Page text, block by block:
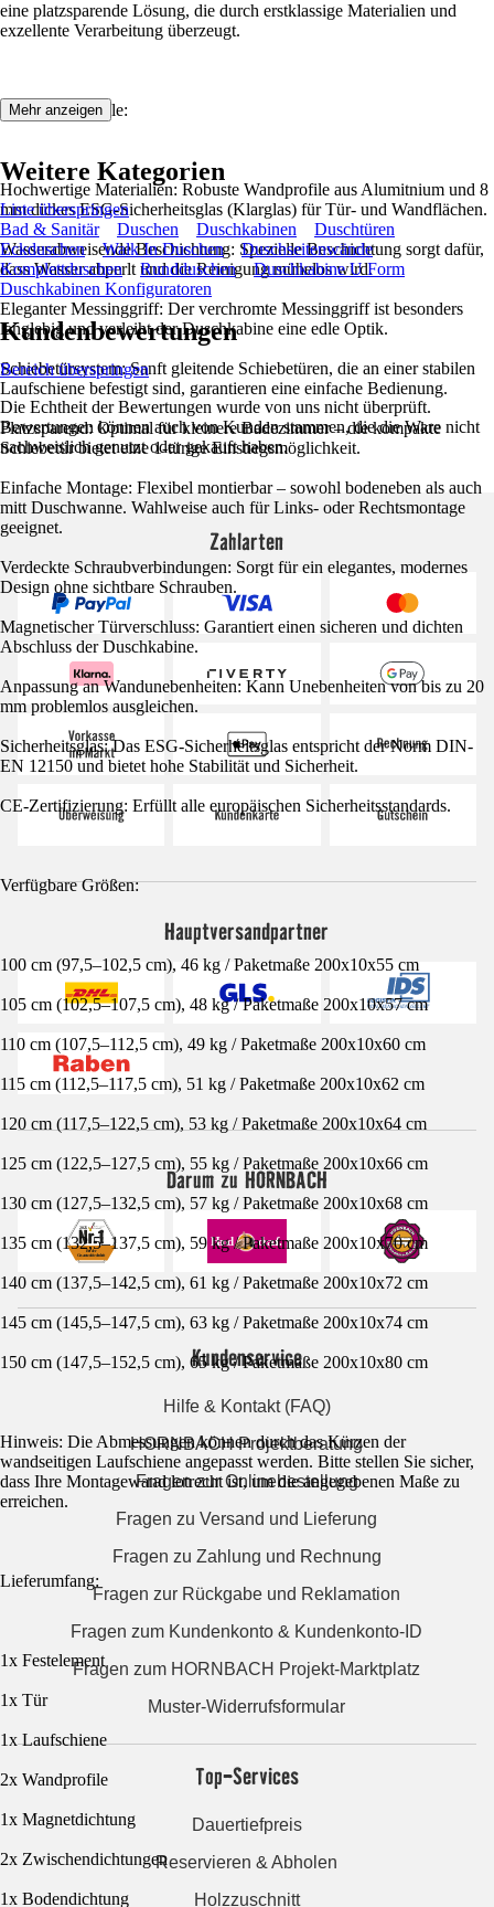
eine platzsparende Lösung, die durch erstklassige Materialien und
exzellente Verarbeitung überzeugt.
Produktmerkmale:
Hochwertige Materialien: Robuste Wandprofile aus Alumitnium und 8
mm dickes ESG-Sicherheitsglas (Klarglas) für Tür- und Wandflächen.
Wasserabweisende Beschichtung: Spezielle Beschichtung sorgt dafür,
dass Wasser abperlt und die Reinigung mühelos wird.
Eleganter Messinggriff: Der verchromte Messinggriff ist besonders
langlebig und verleiht der Duschkabine eine edle Optik.
Schiebetürsystem: Sanft gleitende Schiebetüren, die an einer stabilen
Laufschiene befestigt sind, garantieren eine einfache Bedienung.
Platzsparend: Optimal für kleinere Badezimmer – die kompakte
Schiebetür bietet eine 1-türige Einstiegsmöglichkeit.
Einfache Montage: Flexibel montierbar – sowohl bodeneben als auch
mitt Duschwanne. Wahlweise auch für Links- oder Rechtsmontage
geeignet.
Verdeckte Schraubverbindungen: Sorgt für ein elegantes, modernes
Design ohne sichtbare Schrauben.
Magnetischer Türverschluss: Garantiert einen sicheren und dichten
Abschluss der Duschkabine.
Anpassung an Wandunebenheiten: Kann Unebenheiten von bis zu 20
mm problemlos ausgleichen.
Sicherheitsglas: Das ESG-Sicherheitsglas entspricht der Norm DIN-
EN 12150 und bietet hohe Stabilität und Sicherheit.
CE-Zertifizierung: Erfüllt alle europäischen Sicherheitsstandards.
Verfügbare Größen:
100 cm (97,5–102,5 cm), 46 kg / Paketmaße 200x10x55 cm
105 cm (102,5–107,5 cm), 48 kg / Paketmaße 200x10x57 cm
110 cm (107,5–112,5 cm), 49 kg / Paketmaße 200x10x60 cm
115 cm (112,5–117,5 cm), 51 kg / Paketmaße 200x10x62 cm
120 cm (117,5–122,5 cm), 53 kg / Paketmaße 200x10x64 cm
125 cm (122,5–127,5 cm), 55 kg / Paketmaße 200x10x66 cm
130 cm (127,5–132,5 cm), 57 kg / Paketmaße 200x10x68 cm
135 cm (132,5–137,5 cm), 59 kg / Paketmaße 200x10x70 cm
140 cm (137,5–142,5 cm), 61 kg / Paketmaße 200x10x72 cm
145 cm (145,5–147,5 cm), 63 kg / Paketmaße 200x10x74 cm
150 cm (147,5–152,5 cm), 65 kg / Paketmaße 200x10x80 cm
Hinweis: Die Abmessungen können durch das Kürzen der
wandseitigen Laufschiene angepasst werden. Bitte stellen Sie sicher,
dass Ihre Montagewand lotrecht ist, um die angegebenen Maße zu
erreichen.
Lieferumfang:
1x Festelement
1x Tür
1x Laufschiene
2x Wandprofile
1x Magnetdichtung
2x Zwischendichtungen
1x Bodendichtung
Mehr anzeigen
Weitere Kategorien
Liste überspringen
Bad & Sanitär
Duschen Duschkabinen
Duschtüren
Eckduschen
Walk In Duschen
Duschseitenwände
Komplettduschen
Rundduschen
Duschkabine U Form
Duschkabinen Konfiguratoren
Kundenbewertungen
Bereich überspringen
Die Echtheit der Bewertungen wurde von uns nicht überprüft.
Bewertungen können auch von Kunden stammen, die die Ware nicht
nachweislich genutzt oder gekauft haben.
Zahlarten
Hauptversandpartner
Darum zu HORNBACH
Kundenservice
Hilfe & Kontakt (FAQ)
HORNBACH Projektberatung
Fragen zur Onlinebestellung
Fragen zu Versand und Lieferung
Fragen zu Zahlung und Rechnung
Fragen zur Rückgabe und Reklamation
Fragen zum Kundenkonto & Kundenkonto-ID
Fragen zum HORNBACH Projekt-Marktplatz
Muster-Widerrufsformular
Top-Services
Dauertiefpreis
Reservieren & Abholen
Holzzuschnitt